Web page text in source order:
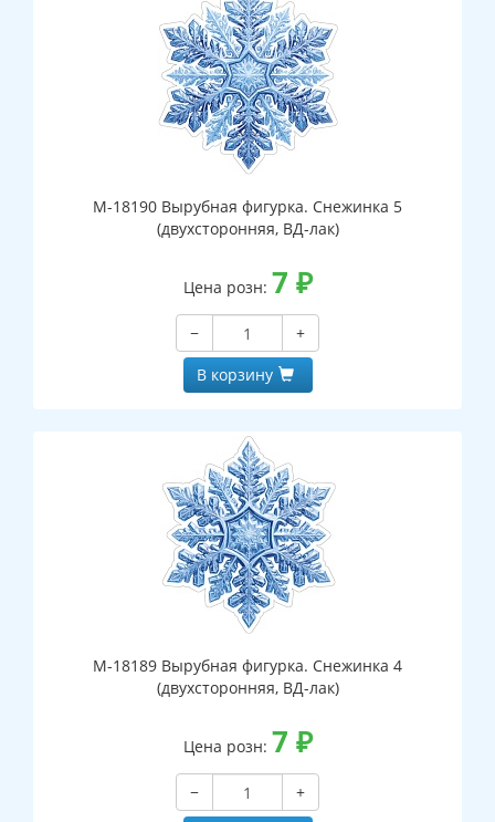
М-18190 Вырубная фигурка. Снежинка 5
(двухсторонняя, ВД-лак)
Цена розн: 7 ₽
−
+
В корзину
М-18189 Вырубная фигурка. Снежинка 4
(двухсторонняя, ВД-лак)
Цена розн: 7 ₽
−
+